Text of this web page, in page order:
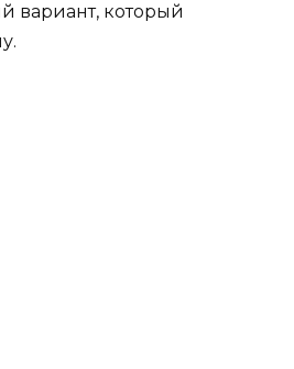
вариант, который